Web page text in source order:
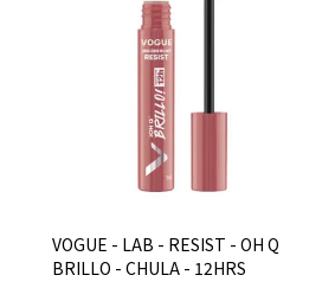
VOGUE - LAB - RESIST - OH Q
BRILLO - CHULA - 12HRS